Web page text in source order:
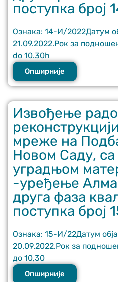
поступка број
Ознака: 14-И/2022Датум
21.09.2022.Рок за
do 10.30h
Опширније
Извођење
мреже на
Новом Саду,
уградњом
-уређење
друга фаза
поступка број
Ознака: 15-И/22Датум
20.09.2022.Рок за
до 10,30
Опширније
Искуство
In order for
our website
to perform
as well as
possible
visit. If you
refuse
cookies,
some
functionality
will
disappear
from the
website.
Марктеинг
By sharing
your
behavior as
you visit our
site, you
increase the
chance of